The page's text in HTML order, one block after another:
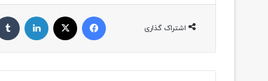
اشتراک گذاری
ایکس